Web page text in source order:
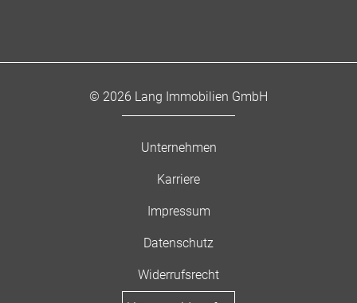
© 2026 Lang Immobilien GmbH
Unternehmen
Karriere
Impressum
Datenschutz
Widerrufsrecht